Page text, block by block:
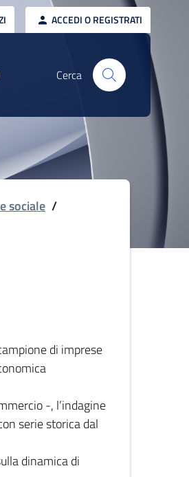
ACCEDI O REGISTRATI
Cerca
sociale /
di imprese
-, l’indagine
serie storica dal
dinamica di